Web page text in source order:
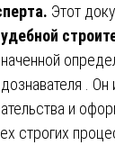
Этот
. Он
и
строгих